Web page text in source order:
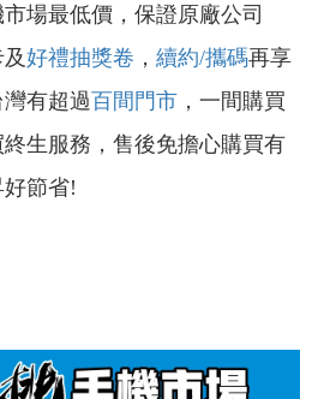
場最低價，保證原廠公司
好禮抽獎卷 ， 續約/攜碼再享
有超過百間門市 ，一間購買
生服務，售後免擔心購買有
節省!